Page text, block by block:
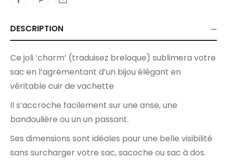
DESCRIPTION
Ce joli ‘charm’ (traduisez breloque) sublimera votre
sac en l’agrémentant d’un bijou élégant en
véritable cuir de vachette
Il s’accroche facilement sur une anse, une
bandoulière ou un un passant.
Ses dimensions sont idéales pour une belle visibilité
sans surcharger votre sac, sacoche ou sac à dos.